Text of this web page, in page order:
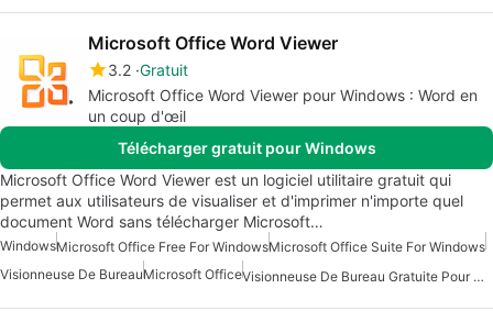
Microsoft Office Word Viewer
3.2 Gratuit
Microsoft Office Word Viewer pour Windows : Word en
un coup d'œil
Télécharger gratuit pour Windows
Microsoft Office Word Viewer est un logiciel utilitaire gratuit qui
permet aux utilisateurs de visualiser et d'imprimer n'importe quel
document Word sans télécharger Microsoft…
WindowsMicrosoft Office Free For WindowsMicrosoft Office Suite For Windows
Visionneuse De BureauMicrosoft Office Visionneuse De Bureau Gratuite Pour Windows